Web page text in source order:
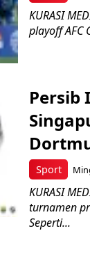
KURASI
playoff AFC
Sport
Persib
KURASI
turnamen
Seperti...